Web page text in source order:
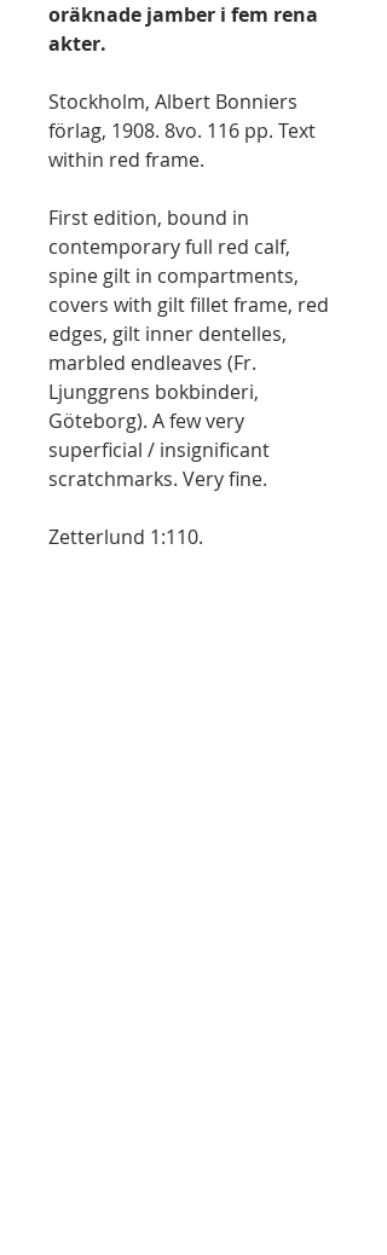
oräknade jamber i fem rena
akter.
Stockholm, Albert Bonniers
förlag, 1908. 8vo. 116 pp. Text
within red frame.
First edition, bound in
contemporary full red calf,
spine gilt in compartments,
covers with gilt fillet frame, red
edges, gilt inner dentelles,
marbled endleaves (Fr.
Ljunggrens bokbinderi,
Göteborg). A few very
superficial / insignificant
scratchmarks. Very fine.
Zetterlund 1:110.